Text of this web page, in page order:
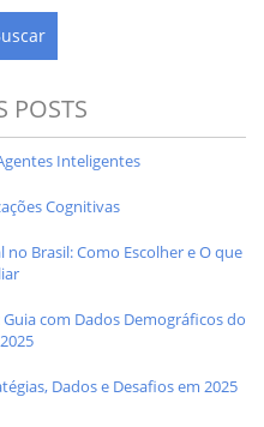
POSTS
Inteligentes
Cognitivas
Brasil: Como Escolher e O que
com Dados Demográficos do
Dados e Desafios em 2025